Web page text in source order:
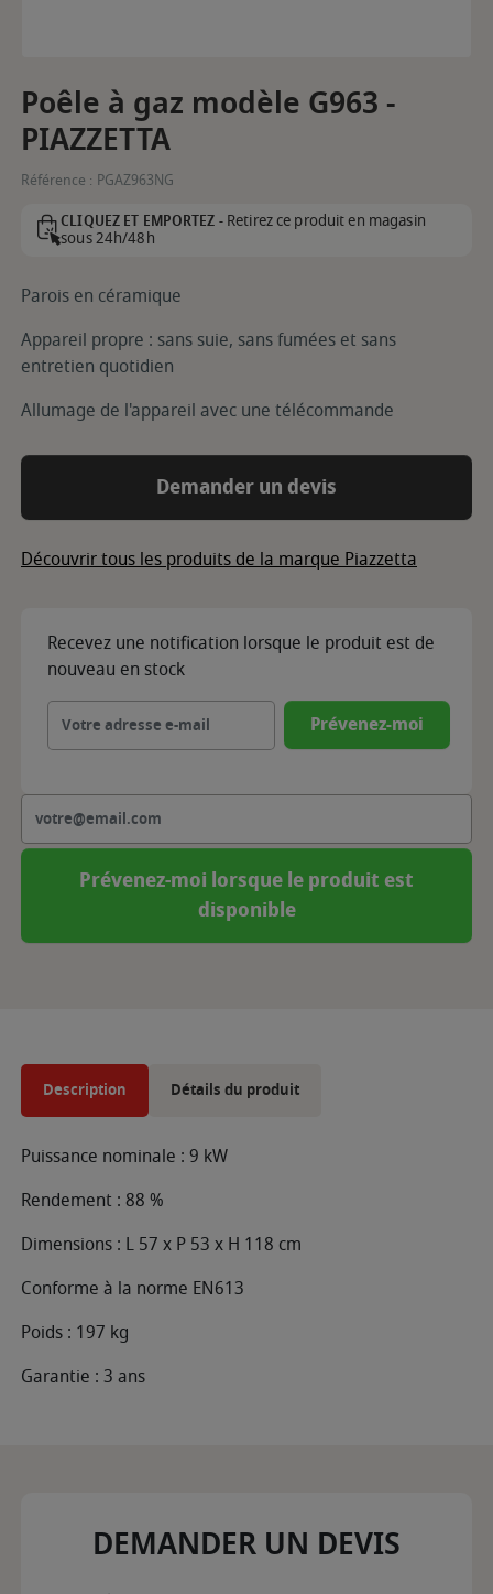
Poêle à gaz modèle G963 -
PIAZZETTA
Référence : PGAZ963NG
CLIQUEZ ET EMPORTEZ -Retirez ce produit en magasin
sous 24h/48h
Parois en céramique
Appareil propre : sans suie, sans fumées et sans
entretien quotidien
Allumage de l'appareil avec une télécommande
Demander un devis
Découvrir tous les produits de la marque Piazzetta
Recevez une notification lorsque le produit est de
nouveau en stock
Prévenez-moi
Prévenez-moi lorsque le produit est
disponible
Description Détails du produit
Puissance nominale : 9 kW
Rendement : 88 %
Dimensions : L 57 x P 53 x H 118 cm
Conforme à la norme EN613
Poids : 197 kg
Garantie : 3 ans
DEMANDER UN DEVIS